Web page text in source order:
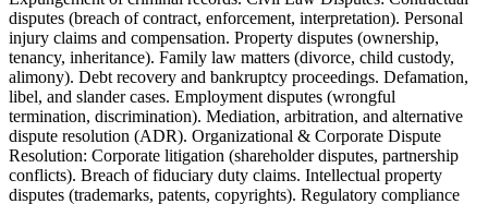
disputes (breach of contract, enforcement, interpretation). Personal
injury claims and compensation. Property disputes (ownership,
tenancy, inheritance). Family law matters (divorce, child custody,
alimony). Debt recovery and bankruptcy proceedings. Defamation,
libel, and slander cases. Employment disputes (wrongful
termination, discrimination). Mediation, arbitration, and alternative
dispute resolution (ADR). Organizational & Corporate Dispute
Resolution: Corporate litigation (shareholder disputes, partnership
conflicts). Breach of fiduciary duty claims. Intellectual property
disputes (trademarks, patents, copyrights). Regulatory compliance